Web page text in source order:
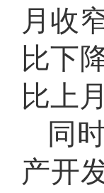
月收
比下
比上
同
产开